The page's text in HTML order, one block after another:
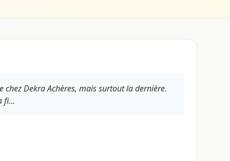
Dekra Achères, mais surtout la dernière.
fi...